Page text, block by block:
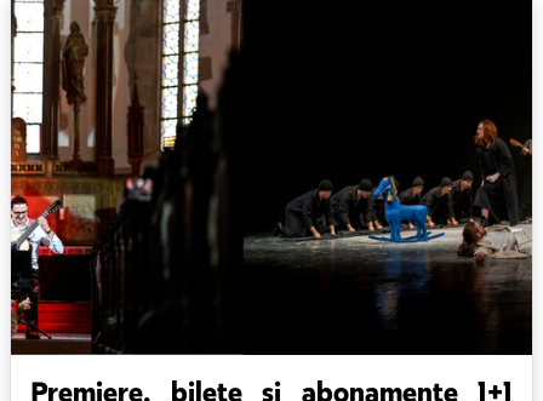
Premiere, bilete și abonamente 1+1